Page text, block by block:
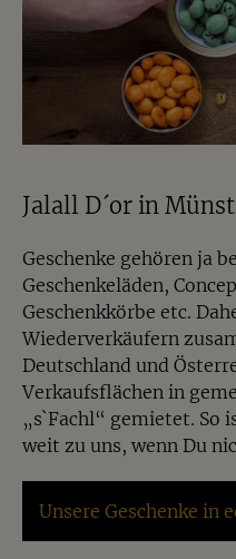
Jalall D´or in
Geschenke gehören ja
Geschenkeläden,
Geschenkkörbe etc.
Wiederverkäufern
Deutschland und
Verkaufsflächen in
„s`Fachl“ gemietet. So
weit zu uns, wenn Du
Unsere Geschenke in